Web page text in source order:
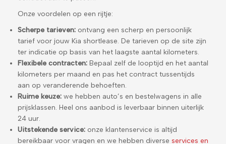
Onze voordelen op een rijtje:
Scherpe tarieven: ontvang een scherp en persoonlijk
tarief voor jouw Kia shortlease. De tarieven op de site zijn
ter indicatie op basis van het laagste aantal kilometers.
Flexibele contracten: Bepaal zelf de looptijd en het aantal
kilometers per maand en pas het contract tussentijds
aan op veranderende behoeften.
Ruime keuze: we hebben auto’s en bestelwagens in alle
prijsklassen. Heel ons aanbod is leverbaar binnen uiterlijk
24 uur.
Uitstekende service: onze klantenservice is altijd
bereikbaar voor vragen en we hebben diverse services en